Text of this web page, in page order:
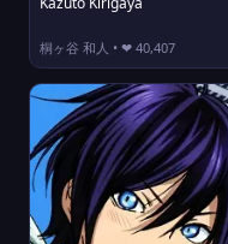
桐ヶ谷 和人 • ❤ 40,407